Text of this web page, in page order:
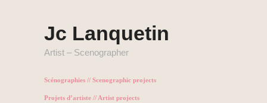
Jc Lanquetin
Artist – Scenographer
Scénographies // Scenographic projects
Projets d’artiste // Artist projects